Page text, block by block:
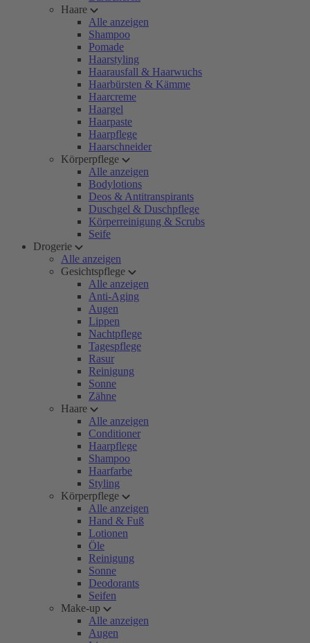
Haare
Alle anzeigen
Shampoo
Pomade
Haarstyling
Haarausfall & Haarwuchs
Haarbürsten & Kämme
Haarcreme
Haargel
Haarpaste
Haarpflege
Haarschneider
Körperpflege
Alle anzeigen
Bodylotions
Deos & Antitranspirants
Duschgel & Duschpflege
Körperreinigung & Scrubs
Seife
Drogerie
Alle anzeigen
Gesichtspflege
Alle anzeigen
Anti-Aging
Augen
Lippen
Nachtpflege
Tagespflege
Rasur
Reinigung
Sonne
Zähne
Haare
Alle anzeigen
Conditioner
Haarpflege
Shampoo
Haarfarbe
Styling
Körperpflege
Alle anzeigen
Hand & Fuß
Lotionen
Öle
Reinigung
Sonne
Deodorants
Seifen
Make-up
Alle anzeigen
Augen